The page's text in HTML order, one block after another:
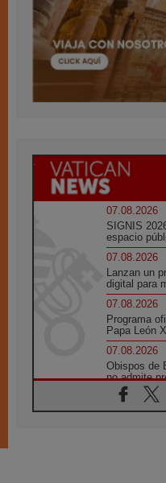
07.08.2026
SIGNIS
espacio
07.08.2026
Lanzan un
digital para
07.08.2026
Programa
Papa León
07.08.2026
Obispos de
no admite
06.08.2026
Cardenal